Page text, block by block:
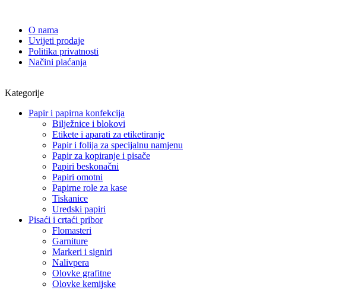
O nama
Uvijeti prodaje
Politika privatnosti
Načini plaćanja
Kategorije
Papir i papirna konfekcija
Bilježnice i blokovi
Etikete i aparati za etiketiranje
Papir i folija za specijalnu namjenu
Papir za kopiranje i pisače
Papiri beskonačni
Papiri omotni
Papirne role za kase
Tiskanice
Uredski papiri
Pisaći i crtaći pribor
Flomasteri
Garniture
Markeri i signiri
Nalivpera
Olovke grafitne
Olovke kemijske